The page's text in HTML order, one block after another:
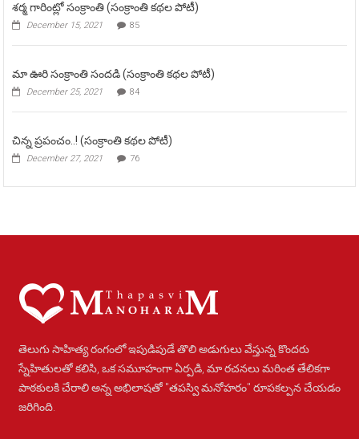
శర్మ గారింట్లో సంక్రాంతి (సంక్రాంతి కథల పోటీ)
December 15, 2021 85
మా ఊరి సంక్రాంతి సందడి (సంక్రాంతి కథల పోటీ)
December 25, 2021 84
చిన్న ప్రపంచం..! (సంక్రాంతి కథల పోటీ)
December 27, 2021 76
తెలుగు సాహిత్య రంగంలో ఇపుడిపుడే తొలి అడుగులు వేస్తున్న కొందరు
స్నేహితులతో కలిసి, ఒక సమూహంగా ఏర్పడి, మా రచనలు మరింత తేలికగా
పాఠకులకి చేరాలి అన్న అభిలాషతో "తపస్వి మనోహరం" రూపకల్పన చేయడం
జరిగింది.